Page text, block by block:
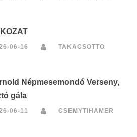
06-16 TAKACSOTTO
Népmesemondó Verseny,
gála
06-11 CSEMYTIHAMER